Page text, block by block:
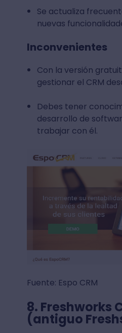
Se actualiza
nuevas
Inconvenientes
Con la versión
gestionar el CRM
Debes tener
desarrollo de
trabajar con él.
Fuente: Espo CRM
8. Freshworks
(antiguo